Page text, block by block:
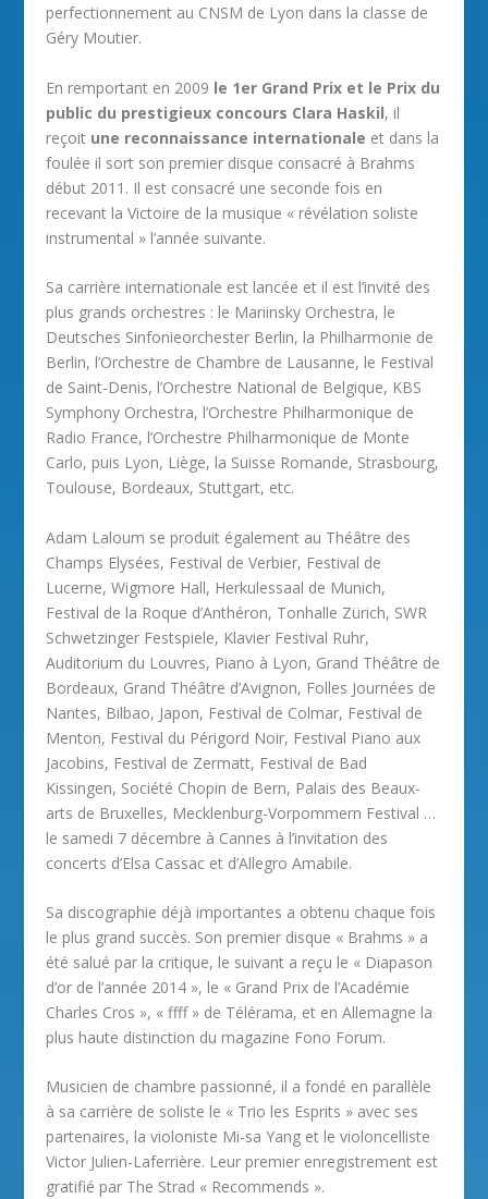
perfectionnement au CNSM de Lyon dans la classe de
Géry Moutier.
En remportant en 2009 le 1er Grand Prix et le Prix du
public du prestigieux concours Clara Haskil, il
reçoit une reconnaissance internationale et dans la
foulée il sort son premier disque consacré à Brahms
début 2011. Il est consacré une seconde fois en
recevant la Victoire de la musique « révélation soliste
instrumental » l’année suivante.
Sa carrière internationale est lancée et il est l’invité des
plus grands orchestres : le Mariinsky Orchestra, le
Deutsches Sinfonieorchester Berlin, la Philharmonie de
Berlin, l’Orchestre de Chambre de Lausanne, le Festival
de Saint-Denis, l’Orchestre National de Belgique, KBS
Symphony Orchestra, l’Orchestre Philharmonique de
Radio France, l’Orchestre Philharmonique de Monte
Carlo, puis Lyon, Liège, la Suisse Romande, Strasbourg,
Toulouse, Bordeaux, Stuttgart, etc.
Adam Laloum se produit également au Théâtre des
Champs Elysées, Festival de Verbier, Festival de
Lucerne, Wigmore Hall, Herkulessaal de Munich,
Festival de la Roque d’Anthéron, Tonhalle Zürich, SWR
Schwetzinger Festspiele, Klavier Festival Ruhr,
Auditorium du Louvres, Piano à Lyon, Grand Théâtre de
Bordeaux, Grand Théâtre d’Avignon, Folles Journées de
Nantes, Bilbao, Japon, Festival de Colmar, Festival de
Menton, Festival du Périgord Noir, Festival Piano aux
Jacobins, Festival de Zermatt, Festival de Bad
Kissingen, Société Chopin de Bern, Palais des Beaux-
arts de Bruxelles, Mecklenburg-Vorpommern Festival …
le samedi 7 décembre à Cannes à l’invitation des
concerts d’Elsa Cassac et d’Allegro Amabile.
Sa discographie déjà importantes a obtenu chaque fois
le plus grand succès. Son premier disque « Brahms » a
été salué par la critique, le suivant a reçu le « Diapason
d’or de l’année 2014 », le « Grand Prix de l’Académie
Charles Cros », « ffff » de Télérama, et en Allemagne la
plus haute distinction du magazine Fono Forum.
Musicien de chambre passionné, il a fondé en parallèle
à sa carrière de soliste le « Trio les Esprits » avec ses
partenaires, la violoniste Mi-sa Yang et le violoncelliste
Victor Julien-Laferrière. Leur premier enregistrement est
gratifié par The Strad « Recommends ».